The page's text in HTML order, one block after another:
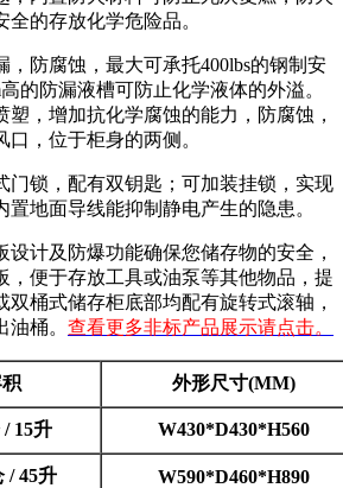
的存放化学危险品。
，防腐蚀，最大可承托400lbs的钢制安
的防漏液槽可防止化学液体的外溢。
塑，增加抗化学腐蚀的能力，防腐蚀，
，位于柜身的两侧。
门锁，配有双钥匙；可加装挂锁，实现
地面导线能抑制静电产生的隐患。
设计及防爆功能确保您储存物的安全，
，便于存放工具或油泵等其他物品，提
双桶式储存柜底部均配有旋转式滚轴，
桶。 查看更多非标产品展示请点击。
外形尺寸(MM)
15升 W430*D430*H560
/ 45升 W590*D460*H890